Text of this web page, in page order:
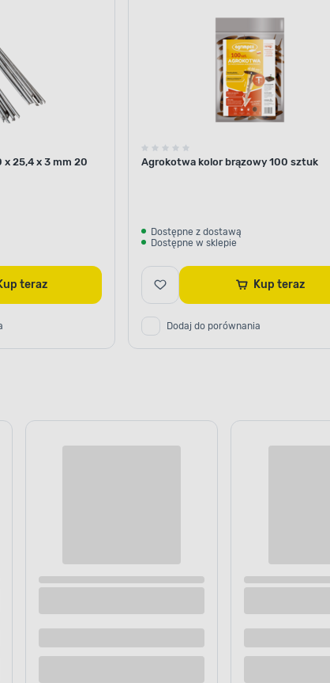
x 25,4 x 3 mm 20
Kup teraz
Agrokotwa kolor brązowy 100 sztuk
Dostępne z dostawą
Dostępne w sklepie
Kup teraz
Dodaj do porównania